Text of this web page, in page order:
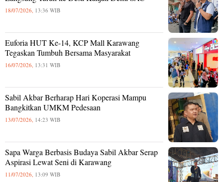
18/07/2026, 13:36 WIB
Euforia HUT Ke-14, KCP Mall Karawang
Tegaskan Tumbuh Bersama Masyarakat
16/07/2026, 13:31 WIB
Sabil Akbar Berharap Hari Koperasi Mampu
Bangkitkan UMKM Pedesaan
13/07/2026, 14:23 WIB
Sapa Warga Berbasis Budaya Sabil Akbar Serap
Aspirasi Lewat Seni di Karawang
11/07/2026, 13:09 WIB